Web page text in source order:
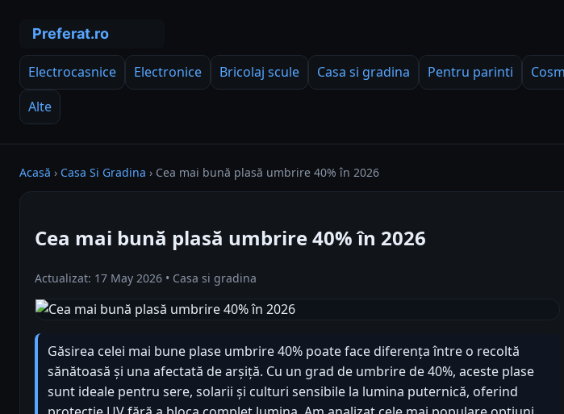
Electrocasnice Electronice Bricolaj scule Casa si gradina Pentru parinti
Alte
Acasă › Casa Si Gradina › Cea mai bună plasă umbrire 40% în 2026
Cea mai bună plasă umbrire 40% în 2026
Actualizat: 17 May 2026 • Casa si gradina
Găsirea celei mai bune plase umbrire 40% poate face diferența între o recoltă
sănătoasă și una afectată de arșiță. Cu un grad de umbrire de 40%, aceste plase
sunt ideale pentru sere, solarii și culturi sensibile la lumina puternică, oferind